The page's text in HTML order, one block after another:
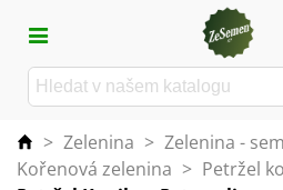
> Zelenina > Zelenina -
Kořenová zelenina > Petržel